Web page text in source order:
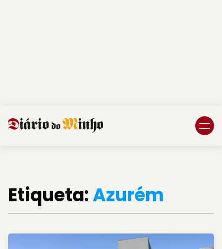
Etiqueta:Azurém